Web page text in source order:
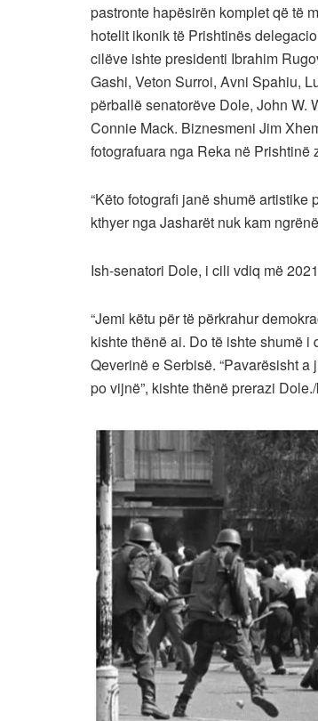
pastronte hapësirën komplet që të
hotelit ikonik të Prishtinës
cilëve ishte presidenti Ibrahim
Gashi, Veton Surroi, Avni Spahiu,
përballë senatorëve Dole, John W.
Connie Mack. Biznesmeni Jim
fotografuara nga Reka në
“Këto fotografi janë shumë
kthyer nga Jasharët nuk kam
Ish-senatori Dole, i cili vdiq më
“Jemi këtu për të përkrahur
kishte thënë ai. Do të ishte shumë
Qeverinë e Serbisë. “Pavarësisht
po vijnë”, kishte thënë prerazi